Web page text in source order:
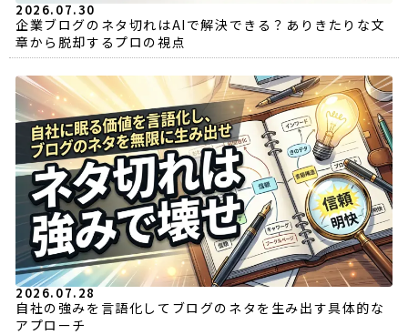
2026.07.30
企業ブログのネタ切れはAIで解決できる？ありきたりな文
章から脱却するプロの視点
2026.07.28
自社の強みを言語化してブログのネタを生み出す具体的な
アプローチ